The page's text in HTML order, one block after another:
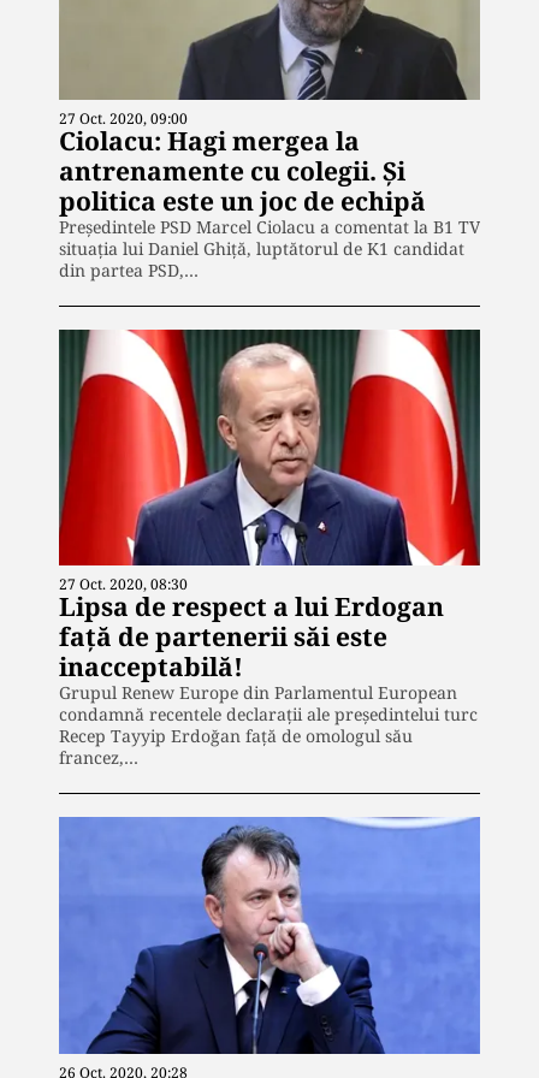
27 Oct. 2020, 09:00
Ciolacu: Hagi mergea la
antrenamente cu colegii. Și
politica este un joc de echipă
Președintele PSD Marcel Ciolacu a comentat la B1 TV
situația lui Daniel Ghiță, luptătorul de K1 candidat
din partea PSD,…
27 Oct. 2020, 08:30
Lipsa de respect a lui Erdogan
față de partenerii săi este
inacceptabilă!
Grupul Renew Europe din Parlamentul European
condamnă recentele declarații ale președintelui turc
Recep Tayyip Erdoğan față de omologul său
francez,…
26 Oct. 2020, 20:28